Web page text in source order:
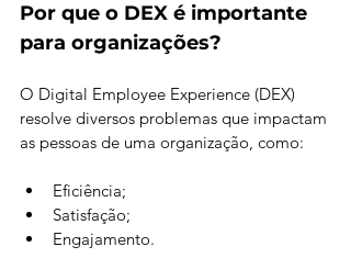
Por que o DEX é importante
para organizações?
O Digital Employee Experience (DEX)
resolve diversos problemas que impactam
as pessoas de uma organização, como:
Eficiência;
Satisfação;
Engajamento.